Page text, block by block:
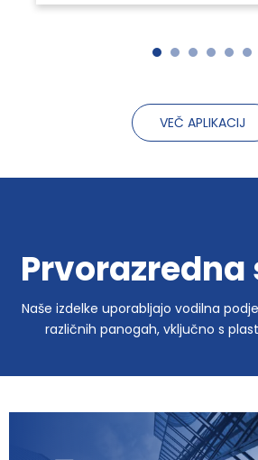
kakovostjo strojev in
VEČ APLIKACIJ
Naše izdelke uporabljajo vodilna
različnih panogah, vključno s